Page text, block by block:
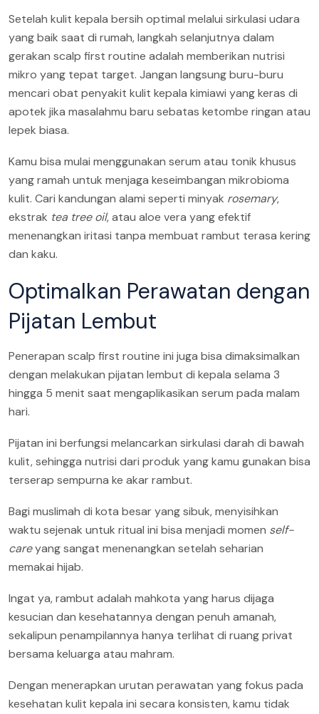
Setelah kulit kepala bersih optimal melalui sirkulasi udara
yang baik saat di rumah, langkah selanjutnya dalam
gerakan scalp first routine adalah memberikan nutrisi
mikro yang tepat target. Jangan langsung buru-buru
mencari obat penyakit kulit kepala kimiawi yang keras di
apotek jika masalahmu baru sebatas ketombe ringan atau
lepek biasa.
Kamu bisa mulai menggunakan serum atau tonik khusus
yang ramah untuk menjaga keseimbangan mikrobioma
kulit. Cari kandungan alami seperti minyak rosemary,
ekstrak tea tree oil, atau aloe vera yang efektif
menenangkan iritasi tanpa membuat rambut terasa kering
dan kaku.
Optimalkan Perawatan dengan
Pijatan Lembut
Penerapan scalp first routine ini juga bisa dimaksimalkan
dengan melakukan pijatan lembut di kepala selama 3
hingga 5 menit saat mengaplikasikan serum pada malam
hari.
Pijatan ini berfungsi melancarkan sirkulasi darah di bawah
kulit, sehingga nutrisi dari produk yang kamu gunakan bisa
terserap sempurna ke akar rambut.
Bagi muslimah di kota besar yang sibuk, menyisihkan
waktu sejenak untuk ritual ini bisa menjadi momen self-
careyang sangat menenangkan setelah seharian
memakai hijab.
Ingat ya, rambut adalah mahkota yang harus dijaga
kesucian dan kesehatannya dengan penuh amanah,
sekalipun penampilannya hanya terlihat di ruang privat
bersama keluarga atau mahram.
Dengan menerapkan urutan perawatan yang fokus pada
kesehatan kulit kepala ini secara konsisten, kamu tidak